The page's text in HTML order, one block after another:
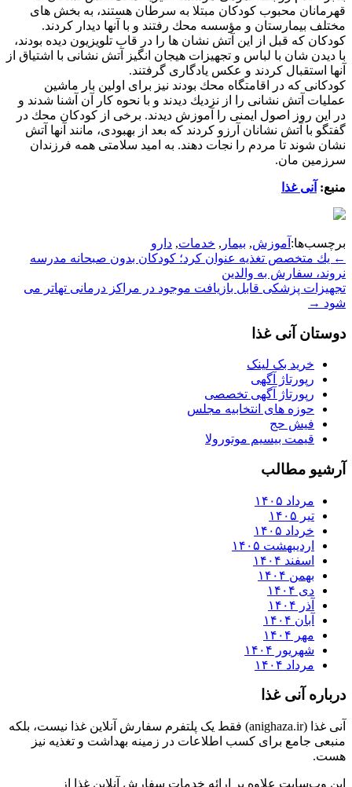
قهرمانان محبوب كودكان مبتلا به سرطان هستند، به بخش های
مختلف بیمارستان و مؤسسه محك رفتند و با آنها دیدار كردند.
كودكان كه قبل از این آتش نشان ها را در قاب تلویزیون دیده بودند،
با دیدن شان با لباس و تجهیزات هیجان انگیز آتش نشانی با اشتیاق از
آنها استقبال كردند و عكس یادگاری گرفتند.
كودكانی كه در اقامتگاه محك بودند نیز برای اولین بار ماشین
عملیات آتش نشانی را از نزدیك دیدند و با نحوه كار آن آشنا شدند و
در این روز اصول ایمنی را آموزش دیدند. برخی از كودكان محك در
گفتگو با آتش نشانان آرزو كردند كه بعد از بهبودی، مانند آنها آتش
نشان شوند تا مردم را نجات دهند. به امید سلامتی همه فرزندان
سرزمین مان.
منبع: آنی غذا
برچسب‌ها: آموزش, بیمار , خدمات, دارو
Post
navigation
← یك متخصص تغذیه عنوان كرد؛ كودكان بدون صبحانه مدرسه
نروند، سفارش به والدین
تجهیزات پزشكی قابل بازیافت موجود در مراكز درمانی تهاتر می
شود →
دوستان آنی غذا
خرید بک لینک
رپورتاژ آگهی
رپورتاژ آگهی تخصصی
حوزه های انتخابیه مجلس
فیش حج
قیمت بیسیم موتورولا
آرشیو مطالب
مرداد ۱۴۰۵
تیر ۱۴۰۵
خرداد ۱۴۰۵
اردیبهشت ۱۴۰۵
اسفند ۱۴۰۴
بهمن ۱۴۰۴
دی ۱۴۰۴
آذر ۱۴۰۴
آبان ۱۴۰۴
مهر ۱۴۰۴
شهریور ۱۴۰۴
مرداد ۱۴۰۴
درباره آنی غذا
آنی غذا (anighaza.ir) فقط یک پلتفرم سفارش آنلاین غذا نیست، بلکه
منبعی جامع برای کسب اطلاعات در زمینه بهداشت و تغذیه نیز
هست.
این وب‌سایت علاوه بر ارائه خدمات سفارش آنلاین غذا از